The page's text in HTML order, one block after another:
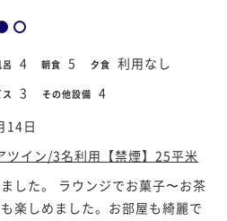
呂 4 朝食 5 夕食 利用なし
3 その他設備 4
14日
ツイン/3名利用【禁煙】25平米
した。 ラウンジでお菓子〜お茶
楽しめました。お部屋も綺麗で